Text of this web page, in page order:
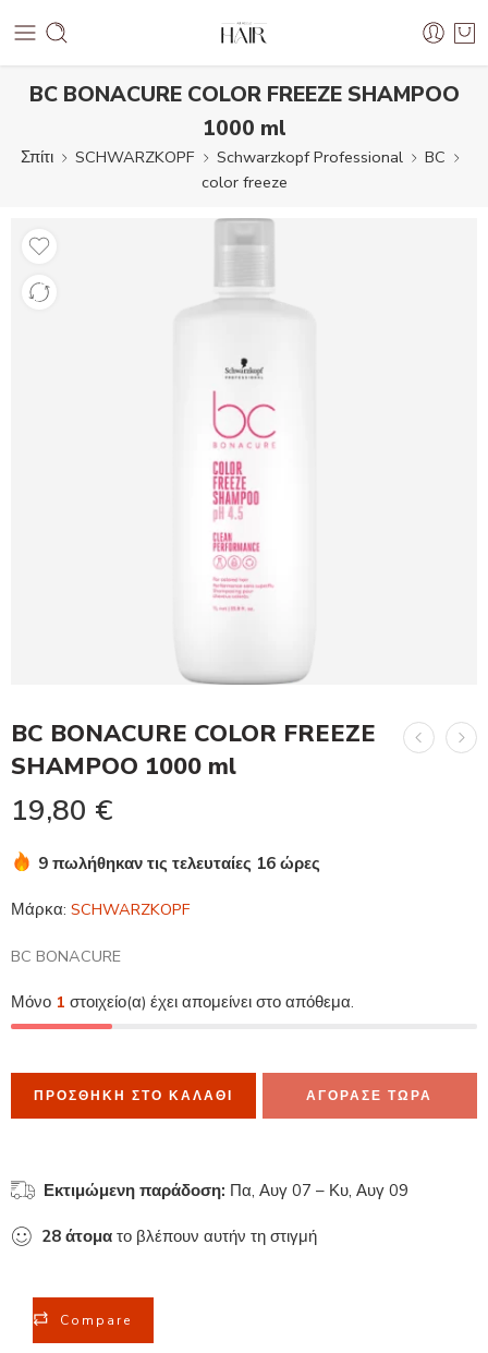
BC BONACURE COLOR FREEZE SHAMPOO
1000 ml
Σπίτι SCHWARZKOPF Schwarzkopf Professional
BC
color freeze
BC BONACURE COLOR FREEZE
SHAMPOO 1000 ml
19,80 €
9 πωλήθηκαν τις τελευταίες 16 ώρες
Μάρκα: SCHWARZKOPF
BC BONACURE
Μόνο 1 στοιχείο(α) έχει απομείνει στο απόθεμα.
ΠΡΟΣΘΉΚΗ ΣΤΟ ΚΑΛΆΘΙ ΑΓΟΡΑΣΕ ΤΩΡΑ
Εκτιμώμενη παράδοση: Πα, Αυγ 07 – Κυ, Αυγ 09
28 άτομα το βλέπουν αυτήν τη στιγμή
Compare